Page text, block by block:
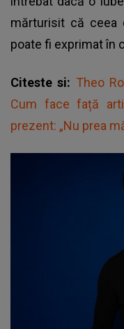
mărturisit că ceea
poate fi exprimat în
Citeste si: Theo
Cum face față
prezent: „Nu prea